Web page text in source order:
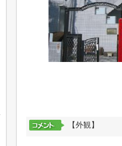
【外観】